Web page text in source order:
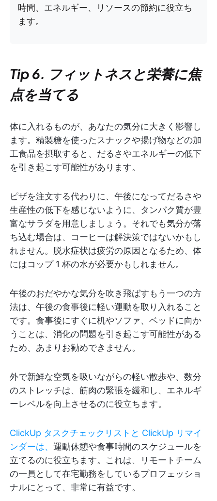
時間、エネルギー、リソースの節約に役立ち
ます。
Tip 6. フィットネスと栄養に焦
点を当てる
体に入れるものが、あなたの気分に大きく影響し
ます。精製糖を使ったスナックや揚げ物などの加
工食品を摂取すると、だるさやエネルギーの低下
を引き起こす可能性があります。
ピザを注文する代わりに、午後になってだるさや
生産性の低下を感じないように、タンパク質が豊
富なサラダを用意しましょう。それでも気分が落
ち込む場合は、コーヒーは解決策ではないかもし
れません。脱水症状は疲労の原因となるため、体
にはコップ 1 杯の水が必要かもしれません。
午後のおだやかな気分を吹き飛ばすもう一つの方
法は、午後の食事後に軽い運動を取り入れること
です。食事後にすぐに机やソファ、ベッドに向か
うことは、消化の問題を引き起こす可能性がある
ため、あまりお勧めできません。
外で新鮮な空気を吸いながらの軽い散歩や、数分
のストレッチは、筋肉の緊張を緩和し、エネルギ
ーレベルを向上させるのに役立ちます。
ClickUp タスクチェックリストと ClickUp リマイ
ンダーは、 運動休憩や食事時間のスケジュールを
立てるのに役立ちます。これは、リモートチーム
の一員として在宅勤務をしているプロフェッショ
ナルにとって、非常に有益です。